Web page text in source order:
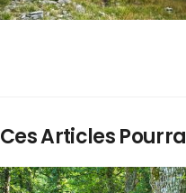
Ces Articles